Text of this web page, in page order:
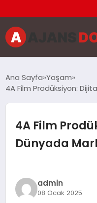
EKONOMI
GENEL
MAGAZIN
Ana Sayfa Yaşam
4A Film Prodüksiyon:
4A Film
Dünyada
admin
08 Ocak 2025